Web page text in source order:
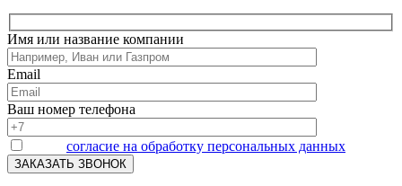
Имя или название компании
Email
Ваш номер телефона
согласие на обработку персональных данных